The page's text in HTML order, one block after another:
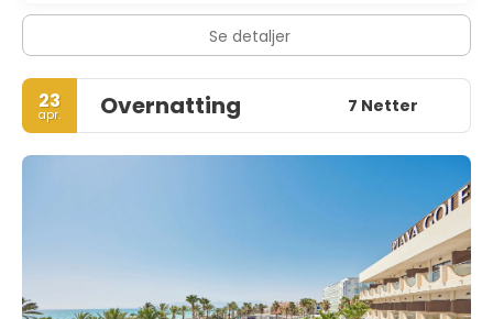
Se detaljer
23
apr. Overnatting 7 Netter